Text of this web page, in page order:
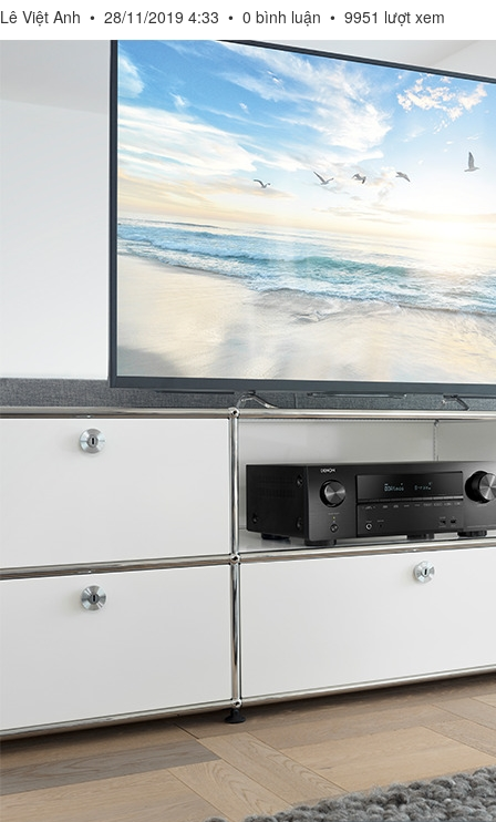
Lê Việt Anh • 28/11/2019 4:33 • 0 bình luận • 9951 lượt xem